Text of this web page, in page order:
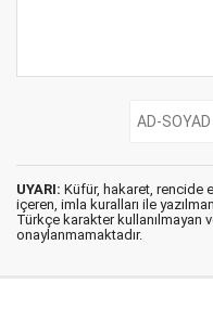
UYARI: Küfür, hakaret, rencide
içeren, imla kuralları ile
Türkçe karakter kullanılmayan
onaylanmamaktadır.